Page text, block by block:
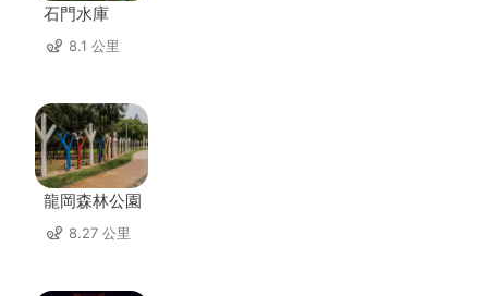
石門水庫
8.1 公里
龍岡森林公園
8.27 公里